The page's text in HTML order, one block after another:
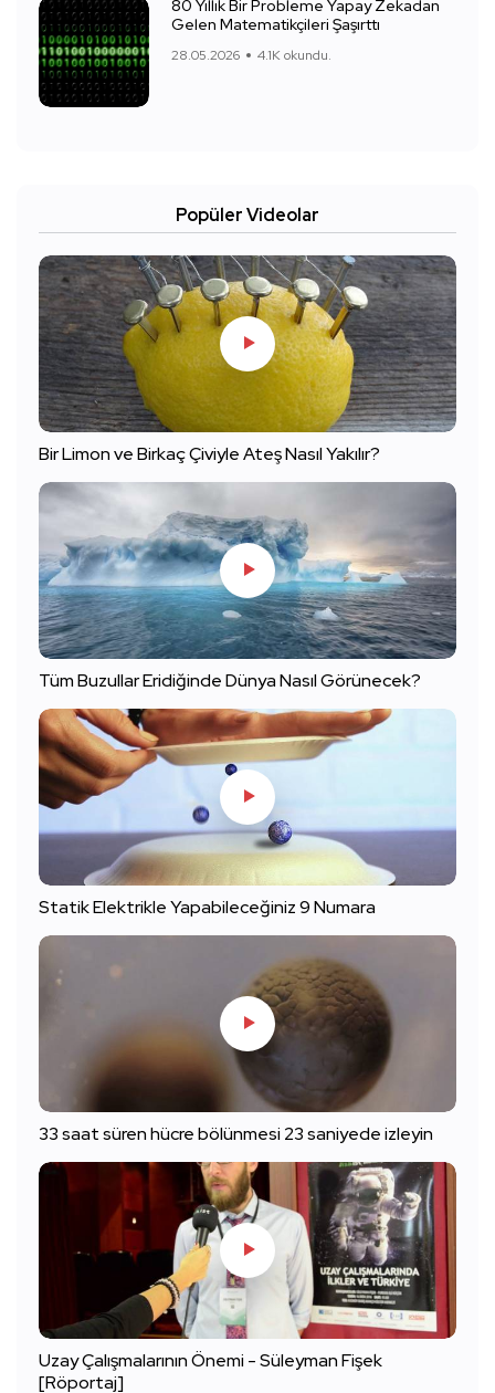
80 Yıllık Bir Probleme Yapay Zekadan
Gelen Matematikçileri Şaşırttı
28.05.2026 4.1K okundu.
Popüler Videolar
Bir Limon ve Birkaç Çiviyle Ateş Nasıl Yakılır?
Tüm Buzullar Eridiğinde Dünya Nasıl Görünecek?
Statik Elektrikle Yapabileceğiniz 9 Numara
33 saat süren hücre bölünmesi 23 saniyede izleyin
Uzay Çalışmalarının Önemi - Süleyman Fişek
[Röportaj]